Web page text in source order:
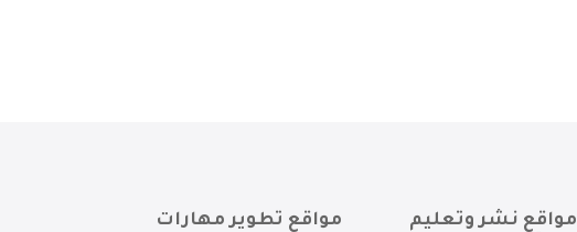
مواقع نشر وتعليم
مواقع تطوير مهارات